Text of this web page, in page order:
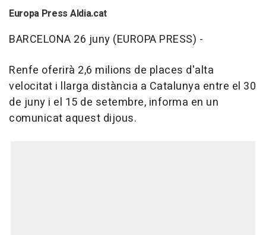
Europa Press Aldia.cat
BARCELONA 26 juny (EUROPA PRESS) -
Renfe oferirà 2,6 milions de places d'alta
velocitat i llarga distància a Catalunya entre el 30
de juny i el 15 de setembre, informa en un
comunicat aquest dijous.